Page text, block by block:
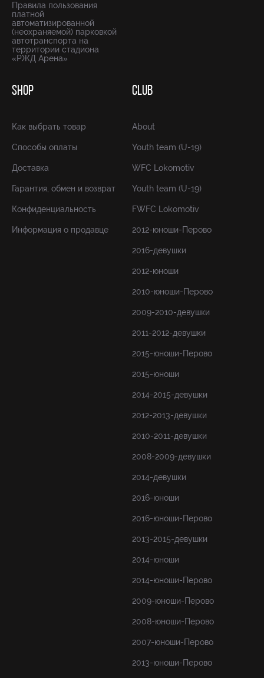
Правила пользования
платной
автоматизированной
(неохраняемой) парковкой
автотранспорта на
территории стадиона
«РЖД Арена»
SHOP
Как выбрать товар
Способы оплаты
Доставка
Гарантия, обмен и возврат
Конфиденциальность
Информация о продавце
CLUB
About
Youth team (U-19)
WFC Lokomotiv
Youth team (U-19)
FWFC Lokomotiv
2012-юноши-Перово
2016-девушки
2012-юноши
2010-юноши-Перово
2009-2010-девушки
2011-2012-девушки
2015-юноши-Перово
2015-юноши
2014-2015-девушки
2012-2013-девушки
2010-2011-девушки
2008-2009-девушки
2014-девушки
2016-юноши
2016-юноши-Перово
2013-2015-девушки
2014-юноши
2014-юноши-Перово
2009-юноши-Перово
2008-юноши-Перово
2007-юноши-Перово
2013-юноши-Перово